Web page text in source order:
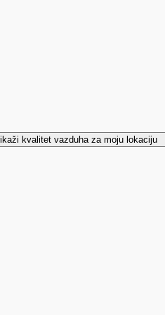
kvalitet vazduha za moju lokaciju